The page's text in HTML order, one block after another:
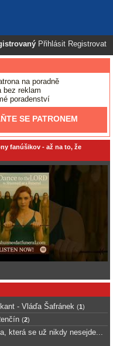
Přihlásit Registrovat
na poradně
bez reklam
poradenství
SE PATRONEM
fanúšikov - až na to, že
- Vláďa Šafránek (1 )
(2)
která se už nikdy nesejde...